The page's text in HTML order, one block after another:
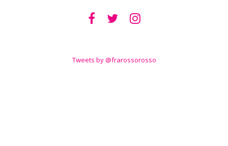
Tweets by @frarossorosso